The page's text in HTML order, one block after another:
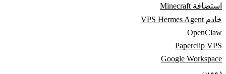
استضافة Minecraft
خادم VPS Hermes Agent
OpenClaw
Paperclip VPS
Google Workspace
دومين